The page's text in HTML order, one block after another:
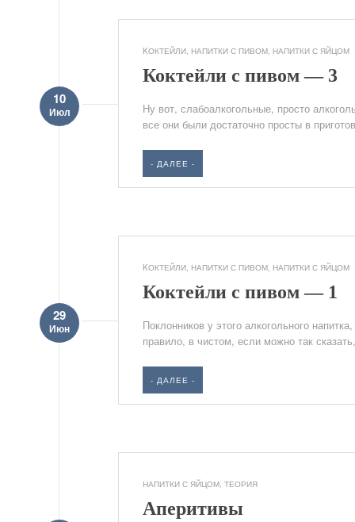
KОКТЕЙЛИ, НАПИТКИ С ПИВОМ, НАПИТКИ С ЯЙЦОМ
Коктейли с пивом — 3
10
Июл
Ну вот, слабоалкогольные, просто
все они были достаточно просты в
- ДАЛЕЕ -
KОКТЕЙЛИ, НАПИТКИ С ПИВОМ, НАПИТКИ С ЯЙЦОМ
Коктейли с пивом — 1
29
Июн
Поклонников у этого алкогольного
правило, в чистом, если можно так
- ДАЛЕЕ -
НАПИТКИ С ЯЙЦОМ, ТЕОРИЯ
Аперитивы